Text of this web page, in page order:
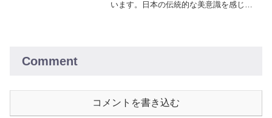
います。日本の伝統的な美意識を感じら
Comment
コメントを書き込む